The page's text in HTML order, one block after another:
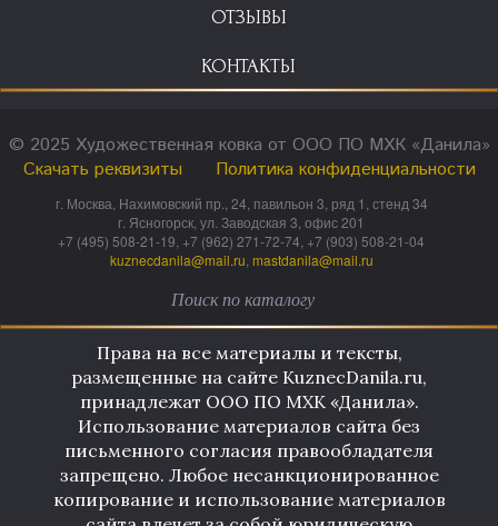
ОТЗЫВЫ
КОНТАКТЫ
© 2025 Художественная ковка от ООО ПО МХК «Данила»
Скачать реквизиты
Политика конфиденциальности
г. Москва, Нахимовский пр., 24, павильон 3, ряд 1, стенд 34
г. Ясногорск, ул. Заводская 3, офис 201
+7 (495) 508-21-19, +7 (962) 271-72-74, +7 (903) 508-21-04
kuznecdanila@mail.ru mastdanila@mail.ru
Права на все материалы и тексты,
размещенные на сайте KuznecDanila.ru,
принадлежат ООО ПО МХК «Данила».
Использование материалов сайта без
письменного согласия правообладателя
запрещено. Любое несанкционированное
копирование и использование материалов